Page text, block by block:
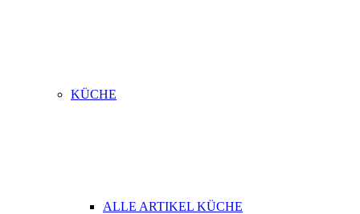
KÜCHE
ALLE ARTIKEL KÜCHE